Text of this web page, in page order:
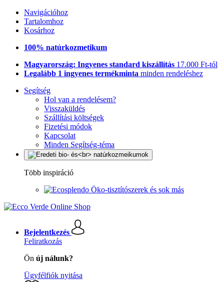
Navigációhoz
Tartalomhoz
Kosárhoz
100% natúrkozmetikum
Magyarország: Ingyenes standard kiszállítás 17.000 Ft-tól
Legalább 1 ingyenes termékminta minden rendeléshez
Segítség
Hol van a rendelésem?
Visszaküldés
Szállítási költségek
Fizetési módok
Kapcsolat
Minden Segítség-téma
Több inspiráció
Öko-tisztítószerek és sok más
Bejelentkezés
Feliratkozás
Ön új nálunk?
Ügyfélfiók nyitása